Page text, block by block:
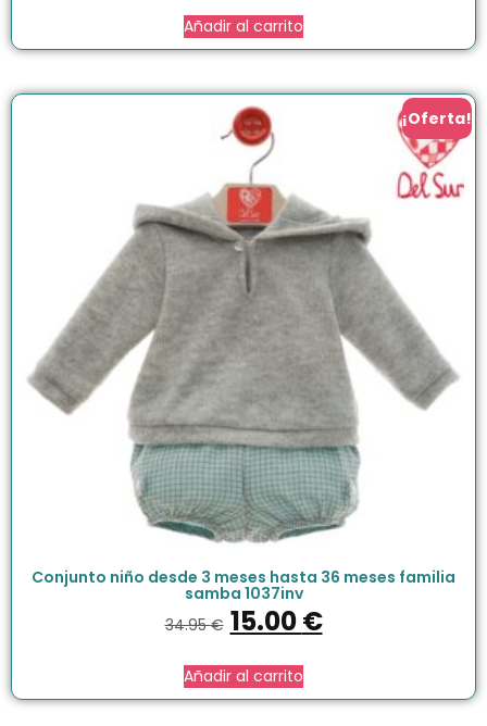
Añadir al carrito
¡Oferta!
Conjunto niño desde 3 meses hasta 36 meses familia
samba 1037inv
34.95€ 15.00€
Añadir al carrito